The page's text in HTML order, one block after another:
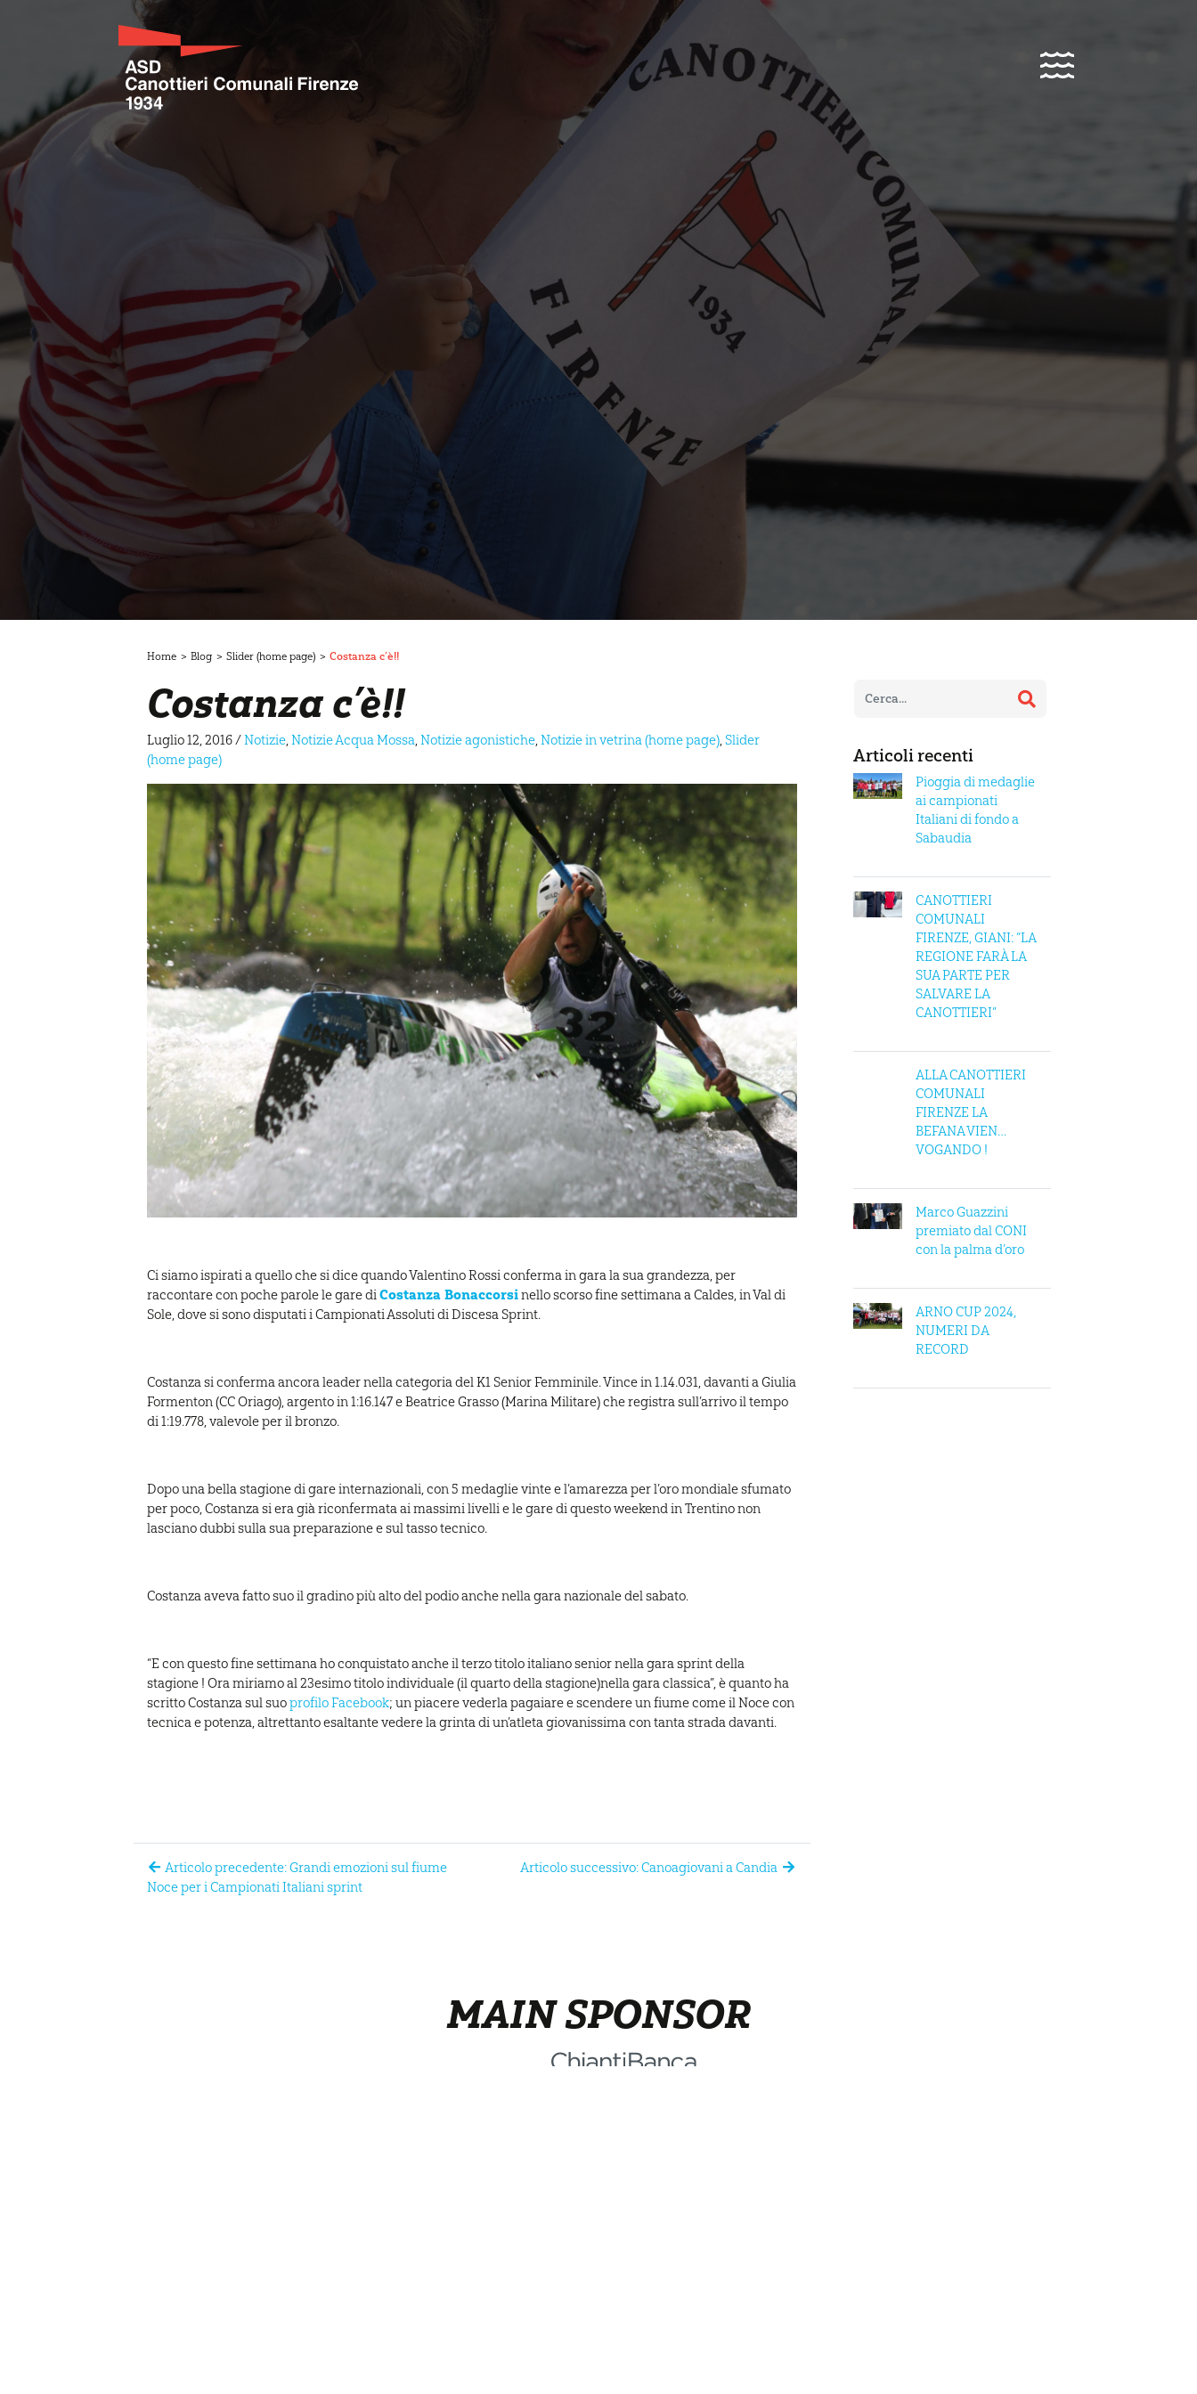
Home > Blog > Slider (home page) > Costanza c’è!!
Costanza c’è!!
Luglio 12, 2016/Notizie,Notizie Acqua Mossa,Notizie agonistiche,Notizie in vetrina (home page),Slider
(home page)
Ci siamo ispirati a quello che si dice quando Valentino Rossi conferma in gara la sua grandezza, per
raccontare con poche parole le gare diCostanza Bonaccorsinello scorso fine settimana a Caldes, in Val di
Sole, dove si sono disputati i Campionati Assoluti di Discesa Sprint.
Costanza si conferma ancora leader nella categoria del K1 Senior Femminile. Vince in 1.14.031, davanti a Giulia
Formenton (CC Oriago), argento in 1:16.147 e Beatrice Grasso (Marina Militare) che registra sull’arrivo il tempo
di 1:19.778, valevole per il bronzo.
Dopo una bella stagione di gare internazionali, con 5 medaglie vinte e l’amarezza per l’oro mondiale sfumato
per poco, Costanza si era già riconfermata ai massimi livelli e le gare di questo weekend in Trentino non
lasciano dubbi sulla sua preparazione e sul tasso tecnico.
Costanza aveva fatto suo il gradino più alto del podio anche nella gara nazionale del sabato.
“E con questo fine settimana ho conquistato anche il terzo titolo italiano senior nella gara sprint della
stagione ! Ora miriamo al 23esimo titolo individuale (il quarto della stagione)nella gara classica”, è quanto ha
scritto Costanza sul suoprofilo Facebook; un piacere vederla pagaiare e scendere un fiume come il Noce con
tecnica e potenza, altrettanto esaltante vedere la grinta di un’atleta giovanissima con tanta strada davanti.
Articolo precedente: Grandi emozioni sul fiume
Noce per i Campionati Italiani sprint
Articolo successivo: Canoagiovani a Candia
Articoli recenti
Pioggia di medaglie
ai campionati
Italiani di fondo a
Sabaudia
CANOTTIERI
COMUNALI
FIRENZE, GIANI: “LA
REGIONE FARÀ LA
SUA PARTE PER
SALVARE LA
CANOTTIERI”
ALLA CANOTTIERI
COMUNALI
FIRENZE LA
BEFANA VIEN…
VOGANDO !
Marco Guazzini
premiato dal CONI
con la palma d’oro
ARNO CUP 2024,
NUMERI DA
RECORD
MAIN SPONSOR